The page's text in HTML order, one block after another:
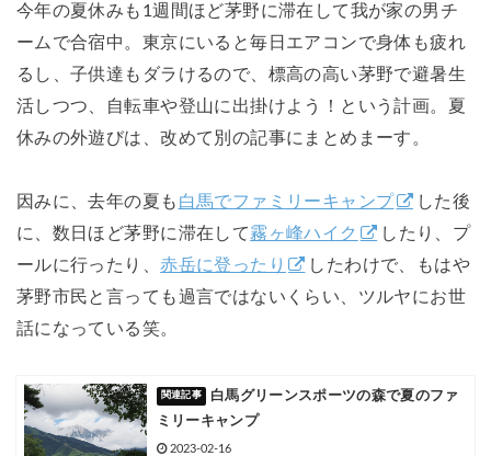
今年の夏休みも1週間ほど茅野に滞在して我が家の男チ
ームで合宿中。東京にいると毎日エアコンで身体も疲れ
るし、子供達もダラけるので、標高の高い茅野で避暑生
活しつつ、自転車や登山に出掛けよう！という計画。夏
休みの外遊びは、改めて別の記事にまとめまーす。
因みに、去年の夏も 白馬でファミリーキャンプ
した後
に、数日ほど茅野に滞在して霧ヶ峰ハイク
したり、プ
ールに行ったり、赤岳に登ったり
したわけで、もはや
茅野市民と言っても過言ではないくらい、ツルヤにお世
話になっている笑。
白馬グリーンスポーツの森で夏のファ
ミリーキャンプ
2023-02-16